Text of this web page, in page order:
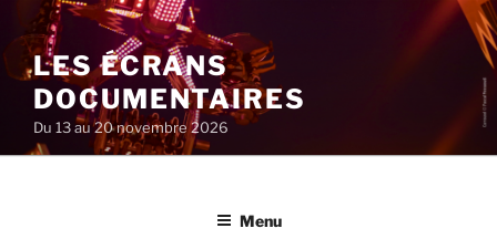
au
contenu
principal
LES ÉCRANS
DOCUMENTAIRES
Du 13 au 20 novembre 2026
Menu